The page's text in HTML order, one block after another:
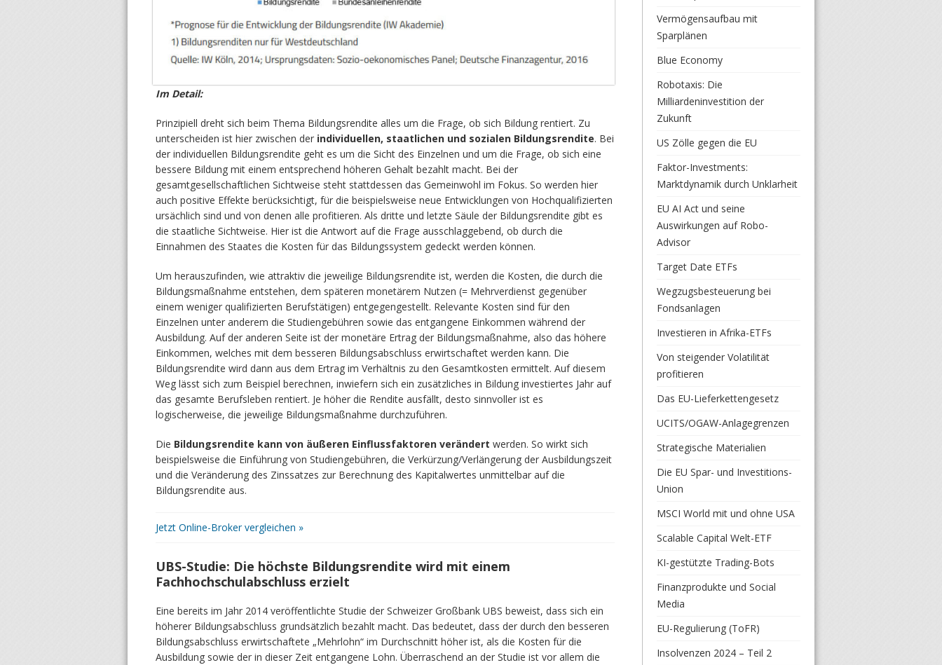
Vermögensaufbau mit
Sparplänen
Blue Economy
Robotaxis: Die
Milliardeninvestition der
Zukunft
US Zölle gegen die EU
Faktor-Investments:
Marktdynamik durch Unklarheit
EU AI Act und seine
Auswirkungen auf Robo-
Advisor
Target Date ETFs
Wegzugsbesteuerung bei
Fondsanlagen
Investieren in Afrika-ETFs
Von steigender Volatilität
profitieren
Das EU-Lieferkettengesetz
UCITS/OGAW-Anlagegrenzen
Strategische Materialien
Die EU Spar- und Investitions-
Union
MSCI World mit und ohne USA
Scalable Capital Welt-ETF
KI-gestützte Trading-Bots
Finanzprodukte und Social
Media
EU-Regulierung (ToFR)
Insolvenzen 2024 – Teil 2
Im Detail:
Prinzipiell dreht sich beim Thema Bildungsrendite alles um die Frage, ob sich Bildung rentiert. Zu
unterscheiden ist hier zwischen der individuellen, staatlichen und sozialen Bildungsrendite. Bei
der individuellen Bildungsrendite geht es um die Sicht des Einzelnen und um die Frage, ob sich eine
bessere Bildung mit einem entsprechend höheren Gehalt bezahlt macht. Bei der
gesamtgesellschaftlichen Sichtweise steht stattdessen das Gemeinwohl im Fokus. So werden hier
auch positive Effekte berücksichtigt, für die beispielsweise neue Entwicklungen von Hochqualifizierten
ursächlich sind und von denen alle profitieren. Als dritte und letzte Säule der Bildungsrendite gibt es
die staatliche Sichtweise. Hier ist die Antwort auf die Frage ausschlaggebend, ob durch die
Einnahmen des Staates die Kosten für das Bildungssystem gedeckt werden können.
Um herauszufinden, wie attraktiv die jeweilige Bildungsrendite ist, werden die Kosten, die durch die
Bildungsmaßnahme entstehen, dem späteren monetärem Nutzen (= Mehrverdienst gegenüber
einem weniger qualifizierten Berufstätigen) entgegengestellt. Relevante Kosten sind für den
Einzelnen unter anderem die Studiengebühren sowie das entgangene Einkommen während der
Ausbildung. Auf der anderen Seite ist der monetäre Ertrag der Bildungsmaßnahme, also das höhere
Einkommen, welches mit dem besseren Bildungsabschluss erwirtschaftet werden kann. Die
Bildungsrendite wird dann aus dem Ertrag im Verhältnis zu den Gesamtkosten ermittelt. Auf diesem
Weg lässt sich zum Beispiel berechnen, inwiefern sich ein zusätzliches in Bildung investiertes Jahr auf
das gesamte Berufsleben rentiert. Je höher die Rendite ausfällt, desto sinnvoller ist es
logischerweise, die jeweilige Bildungsmaßnahme durchzuführen.
Die Bildungsrendite kann von äußeren Einflussfaktoren verändert werden. So wirkt sich
beispielsweise die Einführung von Studiengebühren, die Verkürzung/Verlängerung der Ausbildungszeit
und die Veränderung des Zinssatzes zur Berechnung des Kapitalwertes unmittelbar auf die
Bildungsrendite aus.
Jetzt Online-Broker vergleichen »
UBS-Studie: Die höchste Bildungsrendite wird mit einem
Fachhochschulabschluss erzielt
Eine bereits im Jahr 2014 veröffentlichte Studie der Schweizer Großbank UBS beweist, dass sich ein
höherer Bildungsabschluss grundsätzlich bezahlt macht. Das bedeutet, dass der durch den besseren
Bildungsabschluss erwirtschaftete „Mehrlohn“ im Durchschnitt höher ist, als die Kosten für die
Ausbildung sowie der in dieser Zeit entgangene Lohn. Überraschend an der Studie ist vor allem die